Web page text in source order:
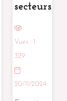
secteurs.
Vues : 1
329
20/11/2024